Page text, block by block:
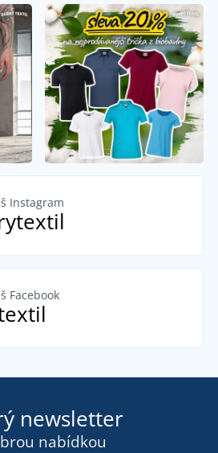
Instagram
Facebook
newsletter
nabídkou